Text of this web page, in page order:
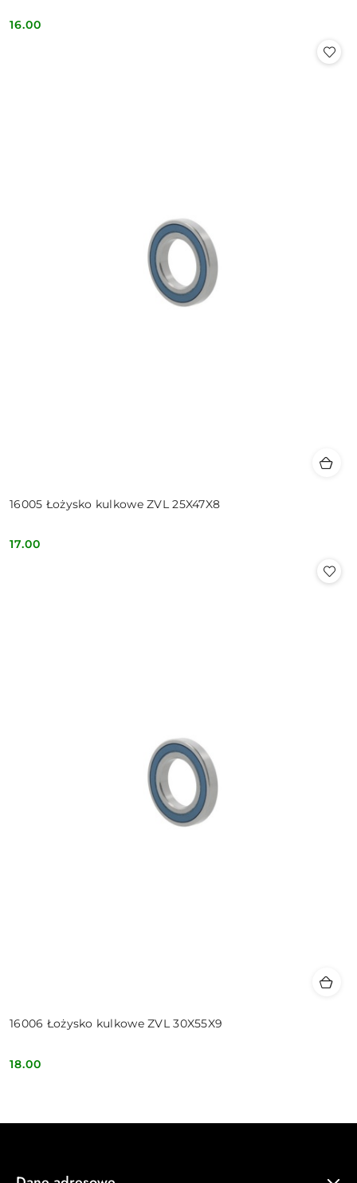
Cena:
16.00
16005 Łożysko kulkowe ZVL 25X47X8
Cena:
17.00
16006 Łożysko kulkowe ZVL 30X55X9
Cena:
18.00